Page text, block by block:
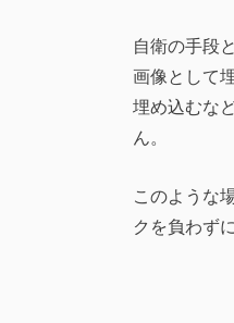
自衛の手段
画像として
埋め込むな
ん。
このような
クを負わず